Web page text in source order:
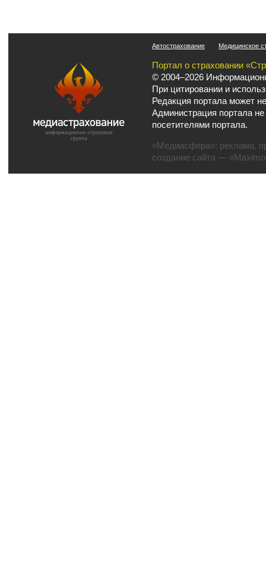
Автострахование Медицинское
Портал о страховании
© 2004–2026
При цитировании и
Редакция портала может
Администрация портала
посетителями портала.
«Медиасфера»: реклама,
создание сайта —